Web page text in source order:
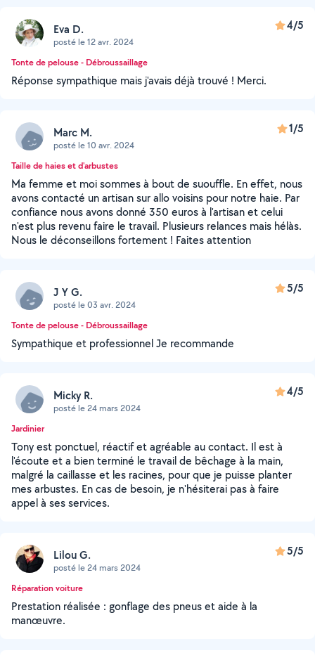
Eva D.
posté le 12 avr. 2024
4/5
Tonte de pelouse - Débroussaillage
Réponse sympathique mais j'avais déjà trouvé ! Merci.
Marc M.
posté le 10 avr. 2024
1/5
Taille de haies et d'arbustes
Ma femme et moi sommes à bout de suouffle. En effet, nous
avons contacté un artisan sur allo voisins pour notre haie. Par
confiance nous avons donné 350 euros à l'artisan et celui
n'est plus revenu faire le travail. Plusieurs relances mais hélàs.
Nous le déconseillons fortement ! Faites attention
J Y G.
posté le 03 avr. 2024
5/5
Tonte de pelouse - Débroussaillage
Sympathique et professionnel Je recommande
Micky R.
posté le 24 mars 2024
4/5
Jardinier
Tony est ponctuel, réactif et agréable au contact. Il est à
l'écoute et a bien terminé le travail de bêchage à la main,
malgré la caillasse et les racines, pour que je puisse planter
mes arbustes. En cas de besoin, je n'hésiterai pas à faire
appel à ses services.
Lilou G.
posté le 24 mars 2024
5/5
Réparation voiture
Prestation réalisée : gonflage des pneus et aide à la
manœuvre.